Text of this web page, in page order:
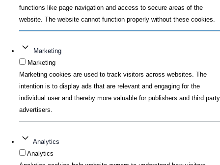
functions like page navigation and access to secure areas of the
website. The website cannot function properly without these cookies.
Marketing
Marketing
Marketing cookies are used to track visitors across websites. The
intention is to display ads that are relevant and engaging for the
individual user and thereby more valuable for publishers and third party
advertisers.
Analytics
Analytics